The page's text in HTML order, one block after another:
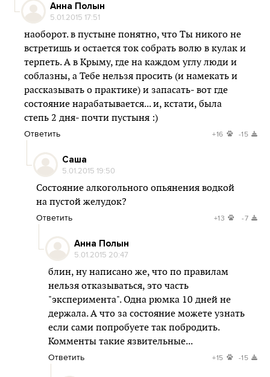
Анна Полын
5.01.2015 17:51
наоборот. в пустыне понятно, что Ты никого не
встретишь и остается ток собрать волю в кулак и
терпеть. А в Крыму, где на каждом углу люди и
соблазны, а Тебе нельзя просить (и намекать и
рассказывать о практике) и запасать- вот где
состояние нарабатывается... и, кстати, была
степь 2 дня- почти пустыня :)
Ответить +16 -15
Саша
5.01.2015 19:50
Состояние алкогольного опьянения водкой
на пустой желудок?
Ответить +13 -7
Анна Полын
5.01.2015 20:47
блин, ну написано же, что по правилам
нельзя отказываться, это часть
"эксперимента". Одна рюмка 10 дней не
держала. А что за состояние можете узнать
если сами попробуете так побродить.
Комменты такие язвительные...
Ответить +15 -15